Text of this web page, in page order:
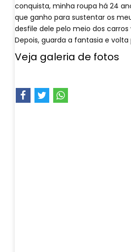
conquista, minha roupa há 24
que ganho para sustentar os
desfile dele pelo meio dos carros
Depois, guarda a fantasia e volta
Veja galeria de fotos